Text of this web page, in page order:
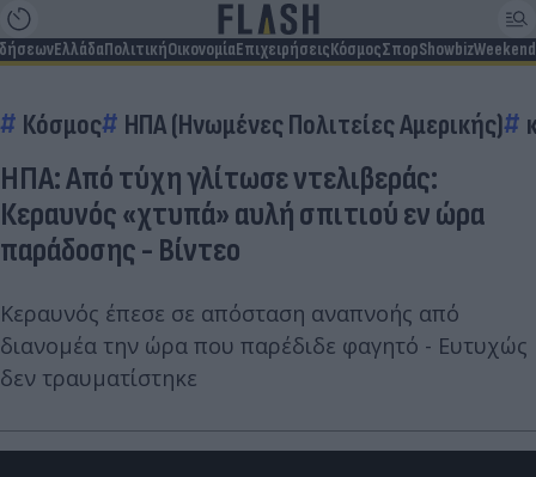
ΕλλάδαΠολιτικήΟικονομίαΕπιχειρήσειςΚόσμοςΣπορShowbizWeekend
Κόσμος ΗΠΑ (Ηνωμένες Πολιτείες Αμερικής)
ΗΠΑ: Από τύχη γλίτωσε ντελιβεράς:
Κεραυνός «χτυπά» αυλή σπιτιού εν ώρα
παράδοσης - Βίντεο
Κεραυνός έπεσε σε απόσταση αναπνοής από
διανομέα την ώρα που παρέδιδε φαγητό - Ευτυχώς
δεν τραυματίστηκε